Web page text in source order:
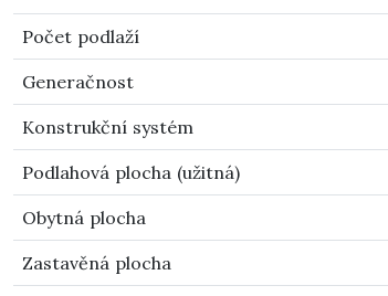
Počet podlaží
Generačnost
Konstrukční systém
Podlahová plocha (užitná)
Obytná plocha
Zastavěná plocha